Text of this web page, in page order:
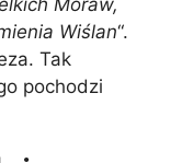
Wiślan“.
Tak
pochodzi